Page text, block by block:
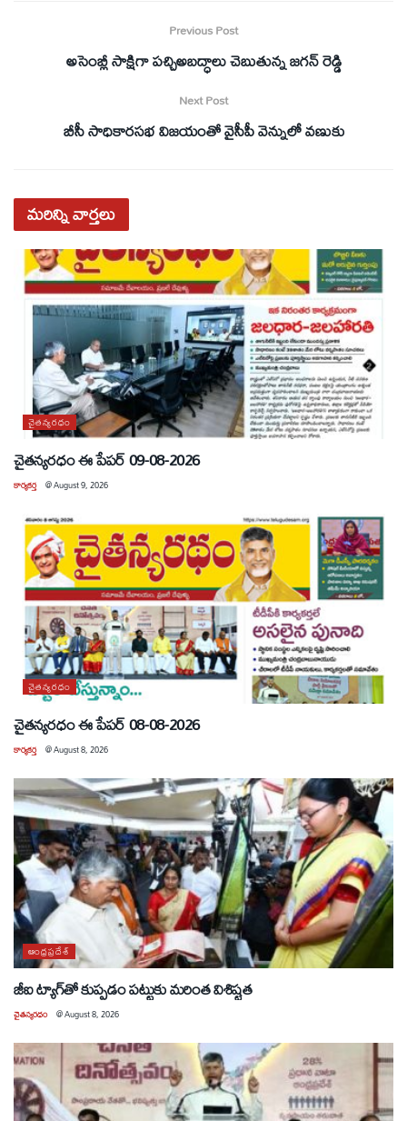
Previous Post
అసెంబ్లీ సాక్షిగా పచ్చిఅబద్ధాలు చెబుతున్న జగన్‌ రెడ్డి
Next Post
బీసీ సాధికారసభ విజయంతో వైసీపీ వెన్నులో వణుకు
మరిన్నివార్తలు
చైతన్యరధం
చైతన్యరధం ఈ పేపర్ 09-08-2026
కార్యకర్త @August 9, 2026
చైతన్యరధం
చైతన్యరధం ఈ పేపర్ 08-08-2026
కార్యకర్త @August 8, 2026
ఆంధ్రప్రదేశ్
జీఐ ట్యాగ్‌తో కుప్పడం పట్టుకు మరింత విశిష్టత
చైతన్యరధం @August 8, 2026